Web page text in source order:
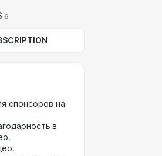
6
спонсоров на
в